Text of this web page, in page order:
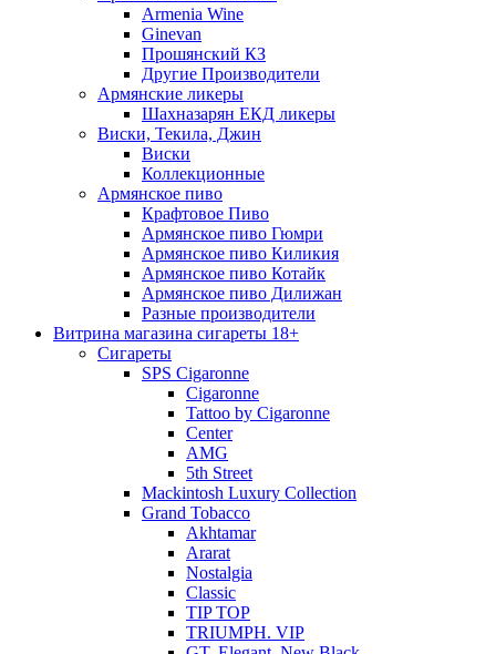
Armenia Wine
Ginevan
Прошянский КЗ
Другие Производители
Армянские ликеры
Шахназарян ЕКД ликеры
Виски, Текила, Джин
Виски
Коллекционные
Армянское пиво
Крафтовое Пиво
Армянское пиво Гюмри
Армянское пиво Киликия
Армянское пиво Котайк
Армянское пиво Дилижан
Разные производители
Витрина магазина сигареты 18+
Cигареты
SPS Cigaronne
Сigaronne
Tattoo by Cigaronne
Center
AMG
5th Street
Mackintosh Luxury Collection
Grand Tobacco
Akhtamar
Ararat
Nostalgia
Classic
TIP TOP
TRIUMPH. VIP